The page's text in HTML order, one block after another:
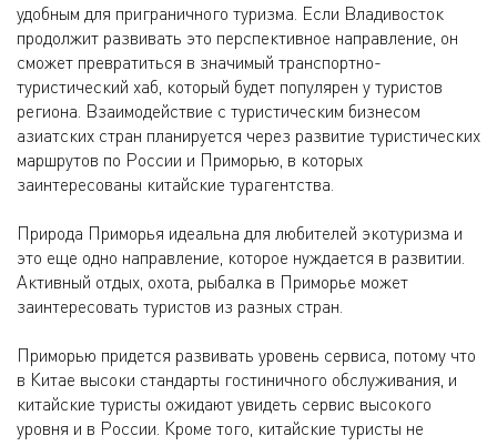
удобным для приграничного туризма. Если Владивосток
продолжит развивать это перспективное направление, он
сможет превратиться в значимый транспортно-
туристический хаб, который будет популярен у туристов
региона. Взаимодействие с туристическим бизнесом
азиатских стран планируется через развитие туристических
маршрутов по России и Приморью, в которых
заинтересованы китайские турагентства.
Природа Приморья идеальна для любителей экотуризма и
это еще одно направление, которое нуждается в развитии.
Активный отдых, охота, рыбалка в Приморье может
заинтересовать туристов из разных стран.
Приморью придется развивать уровень сервиса, потому что
в Китае высоки стандарты гостиничного обслуживания, и
китайские туристы ожидают увидеть сервис высокого
уровня и в России. Кроме того, китайские туристы не